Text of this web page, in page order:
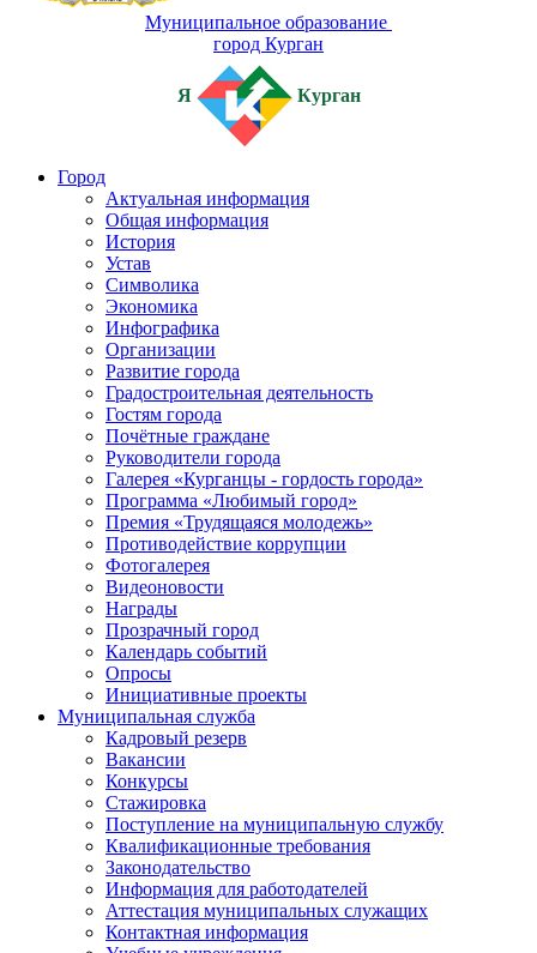
Муниципальное образование
город Курган
Я Курган
Город
Актуальная информация
Общая информация
История
Устав
Символика
Экономика
Инфографика
Организации
Развитие города
Градостроительная деятельность
Гостям города
Почётные граждане
Руководители города
Галерея «Курганцы - гордость города»
Программа «Любимый город»
Премия «Трудящаяся молодежь»
Противодействие коррупции
Фотогалерея
Видеоновости
Награды
Прозрачный город
Календарь событий
Опросы
Инициативные проекты
Муниципальная служба
Кадровый резерв
Вакансии
Конкурсы
Стажировка
Поступление на муниципальную службу
Квалификационные требования
Законодательство
Информация для работодателей
Аттестация муниципальных служащих
Контактная информация